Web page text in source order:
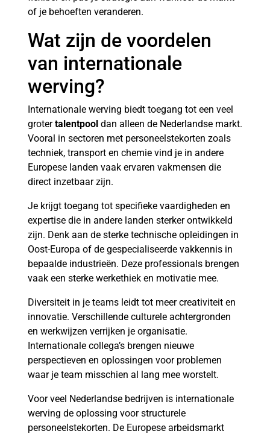
of je behoeften veranderen.
Wat zijn de voordelen
van internationale
werving?
Internationale werving biedt toegang tot een veel
grotertalentpool dan alleen de Nederlandse markt.
Vooral in sectoren met personeelstekorten zoals
techniek, transport en chemie vind je in andere
Europese landen vaak ervaren vakmensen die
direct inzetbaar zijn.
Je krijgt toegang tot specifieke vaardigheden en
expertise die in andere landen sterker ontwikkeld
zijn. Denk aan de sterke technische opleidingen in
Oost-Europa of de gespecialiseerde vakkennis in
bepaalde industrieën. Deze professionals brengen
vaak een sterke werkethiek en motivatie mee.
Diversiteit in je teams leidt tot meer creativiteit en
innovatie. Verschillende culturele achtergronden
en werkwijzen verrijken je organisatie.
Internationale collega’s brengen nieuwe
perspectieven en oplossingen voor problemen
waar je team misschien al lang mee worstelt.
Voor veel Nederlandse bedrijven is internationale
werving de oplossing voor structurele
personeelstekorten. De Europese arbeidsmarkt